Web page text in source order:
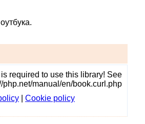
required to use this library! See
php.net/manual/en/book.curl.php
Cookie policy